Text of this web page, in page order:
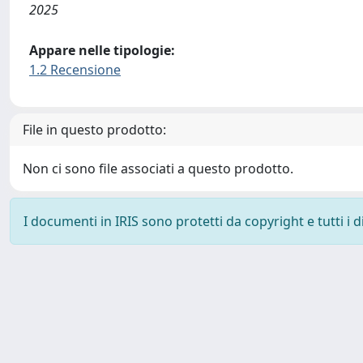
2025
Appare nelle tipologie:
1.2 Recensione
File in questo prodotto:
Non ci sono file associati a questo prodotto.
I documenti in IRIS sono protetti da copyright e tutti i